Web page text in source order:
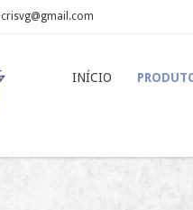
crisvg@gmail.com
INÍCIO